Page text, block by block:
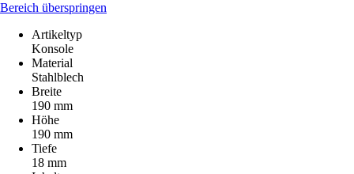
Bereich überspringen
Artikeltyp
Konsole
Material
Stahlblech
Breite
190 mm
Höhe
190 mm
Tiefe
18 mm